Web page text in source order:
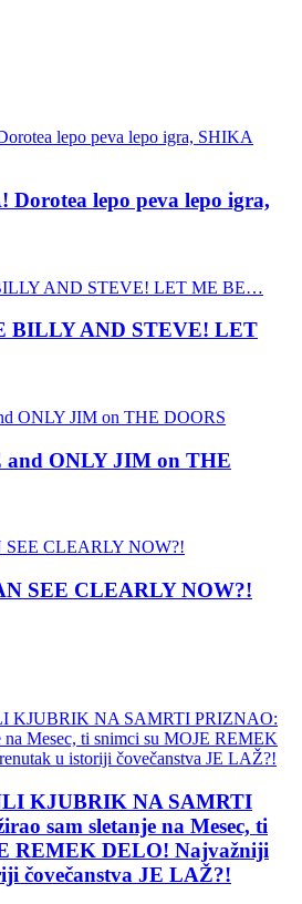
lepo peva lepo igra,
BILLY AND STEVE! LET
ONLY JIM on THE
SEE CLEARLY NOW?!
KJUBRIK NA SAMRTI
sam sletanje na Mesec, ti
REMEK DELO! Najvažniji
čovečanstva JE LAŽ?!